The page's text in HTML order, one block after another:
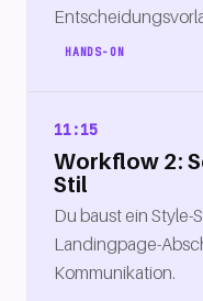
HANDS-ON
11:15
Workflow 2:
Stil
Du baust ein Style-
Landingpage-
Kommunikation.